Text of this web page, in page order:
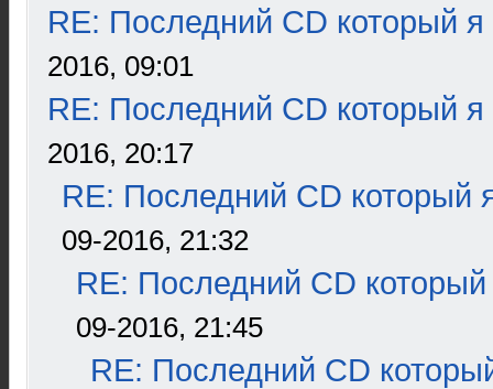
RE: Последний CD который я
2016, 09:01
RE: Последний CD который я
2016, 20:17
RE: Последний CD который
09-2016, 21:32
RE: Последний CD который
09-2016, 21:45
RE: Последний CD